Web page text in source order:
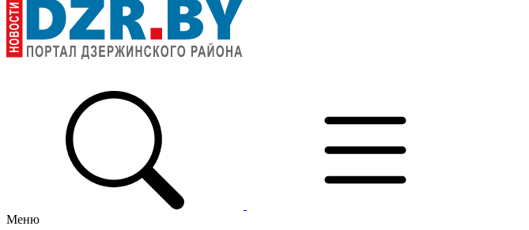
Меню